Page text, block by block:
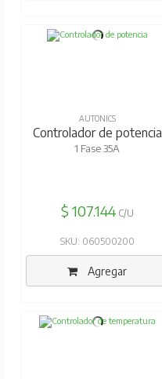
AUTONICS
Controlador de potencia
1 Fase 35A
$ 107.144C/U
SKU: 060500200
Agregar